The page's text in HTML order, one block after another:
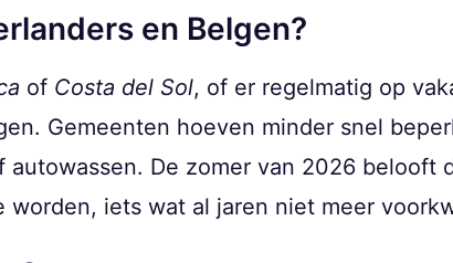
en Belgen?
of Costa del Sol, of er regelmatig op
Gemeenten hoeven minder snel
De zomer van 2026 belooft
iets wat al jaren niet meer